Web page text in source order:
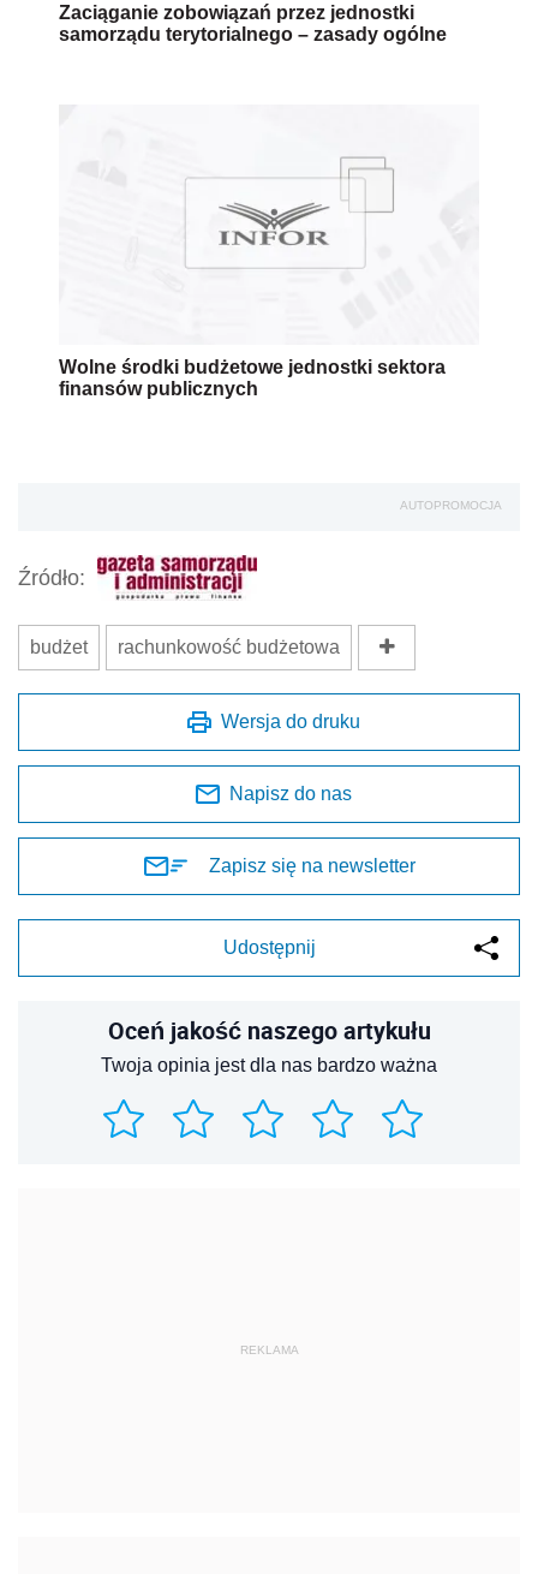
Zaciąganie zobowiązań przez jednostki
samorządu terytorialnego – zasady ogólne
Wolne środki budżetowe jednostki sektora
finansów publicznych
AUTOPROMOCJA
Źródło:
budżet rachunkowość budżetowa
Wersja do druku
Napisz do nas
Zapisz się na newsletter
Udostępnij
Oceń jakość naszego artykułu
Twoja opinia jest dla nas bardzo ważna
REKLAMA